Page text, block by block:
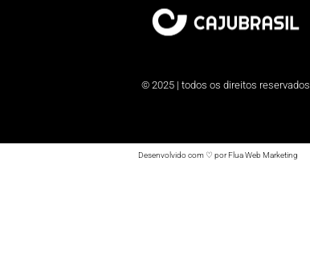
© 2025 | todos os direitos reservados
Desenvolvido com ♡ por Flua Web Marketing